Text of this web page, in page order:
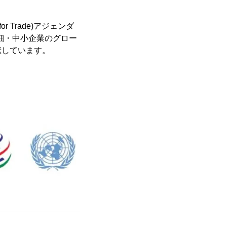
Trade)アジェンダ
・中小企業のグロー
ています。